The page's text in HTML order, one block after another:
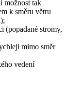
možnost tak
k směru větru
(popadané stromy,
mimo směr
vedení